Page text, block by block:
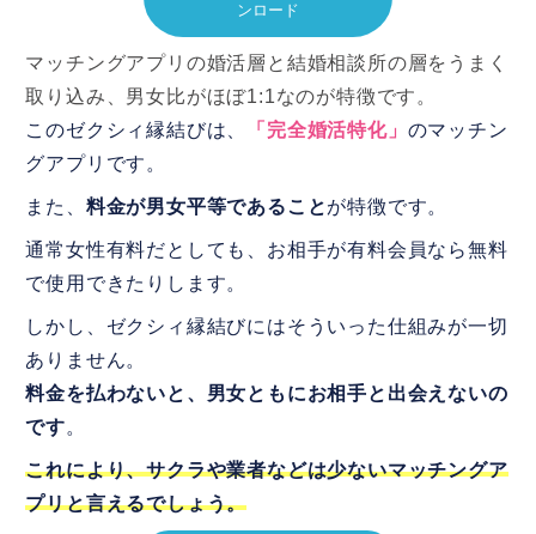
ンロード
マッチングアプリの婚活層と結婚相談所の層をうまく
取り込み、男女比がほぼ1:1なのが特徴です。
このゼクシィ縁結びは、
「完全婚活特化」 のマッチン
グアプリです。
また、 料金が男女平等であることが特徴です。
通常女性有料だとしても、お相手が有料会員なら無料
で使用できたりします。
しかし、ゼクシィ縁結びにはそういった仕組みが一切
ありません。
料金を払わないと、男女ともにお相手と出会えないの
です。
これにより、サクラや業者などは少ないマッチングア
プリと言えるでしょう。